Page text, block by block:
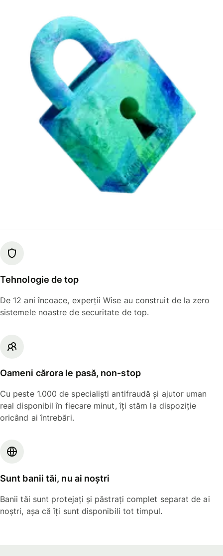
Tehnologie de top
De 12 ani încoace, experții Wise au construit de la zero
sistemele noastre de securitate de top.
Oameni cărora le pasă, non-stop
Cu peste 1.000 de specialiști antifraudă și ajutor uman
real disponibil în fiecare minut, îți stăm la dispoziție
oricând ai întrebări.
Sunt banii tăi, nu ai noștri
Banii tăi sunt protejați și păstrați complet separat de ai
noștri, așa că îți sunt disponibili tot timpul.